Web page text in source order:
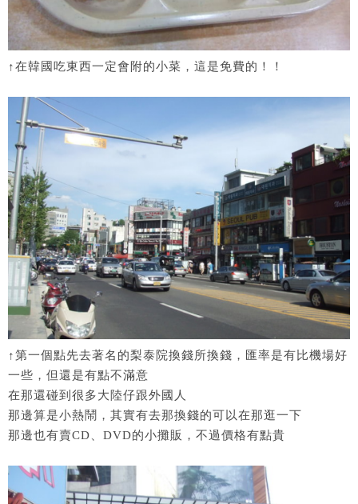
↑在韓國吃東西一定會附的小菜，這是免費的！！
↑第一個點先去著名的梨泰院換錢所換錢，匯率是有比機場好
一些，但還是有點不滿意
在那還碰到很多大陸仔跟外國人
那邊算是小熱鬧，其實有去那換錢的可以在那逛一下
那邊也有賣CD、DVD的小攤販，不過價格有點貴